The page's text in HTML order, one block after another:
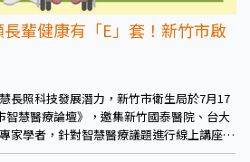
輩健康有「E」套！新竹市啟
長照科技發展潛力，新竹市衛生局於7月17
慧醫療論壇》，邀集新竹國泰醫院、台大
家學者，針對智慧醫療議題進行線上講座。
醫療領域相關業者合作，將最新的智慧醫療